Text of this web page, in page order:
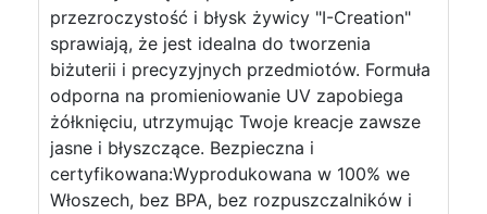
przezroczystość i błysk żywicy "I-Creation"
sprawiają, że jest idealna do tworzenia
biżuterii i precyzyjnych przedmiotów. Formuła
odporna na promieniowanie UV zapobiega
żółknięciu, utrzymując Twoje kreacje zawsze
jasne i błyszczące. Bezpieczna i
certyfikowana:Wyprodukowana w 100% we
Włoszech, bez BPA, bez rozpuszczalników i